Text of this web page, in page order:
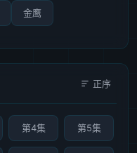
金鹰
正序
第4集 第5集